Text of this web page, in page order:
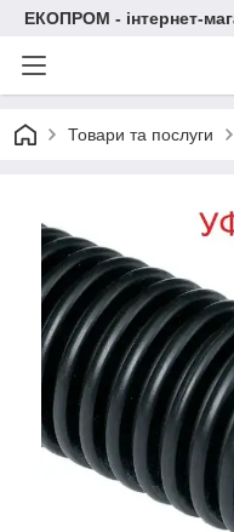
ЕКОПРОМ - інтернет-
Товари та послуги